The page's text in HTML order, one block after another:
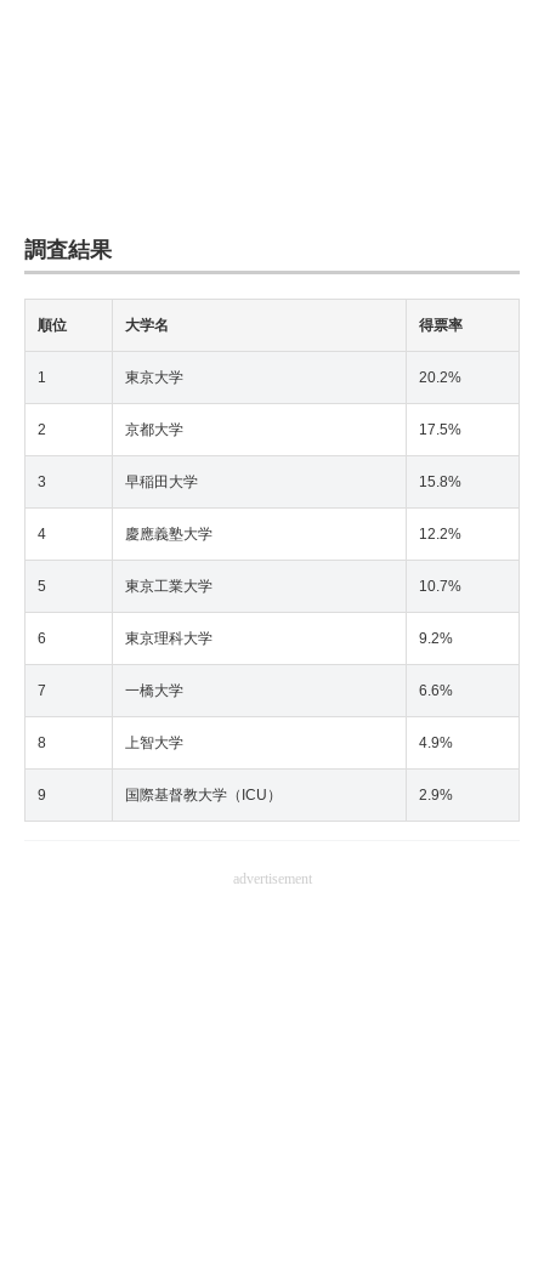
調査結果
順位 大学名 得票率
1 東京大学 20.2%
2 京都大学 17.5%
3 早稲田大学 15.8%
4 慶應義塾大学 12.2%
5 東京工業大学 10.7%
6 東京理科大学 9.2%
7 一橋大学 6.6%
8 上智大学 4.9%
9 国際基督教大学（ICU） 2.9%
advertisement